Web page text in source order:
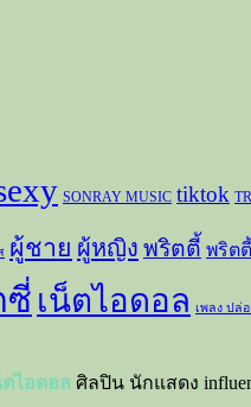
SONRAY MUSIC tiktok
ผู้ชาย ผู้หญิง พริตตี้ พริต
ซี่ เน็ตไอดอล เพลง ปล่
ตไอดอล ศิลปิน นักแสดง